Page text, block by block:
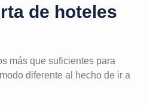
de hoteles
más que suficientes para
diferente al hecho de ir a